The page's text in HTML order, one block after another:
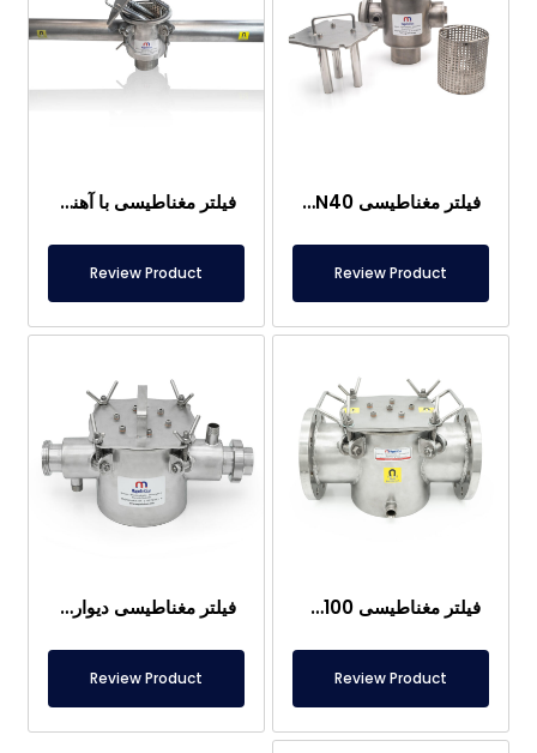
فیلتر مغناطیسی DN40، دیواره‌دار، نئودیمیوم
Review Product
فیلتر مغناطیسی با آهنربا مناسب برای مصارف غذایی
Review Product
فیلتر مغناطیسی DN100 – فلنجی، ورودی هوا، آهنربای نئودیمیوم، استیل ضد زنگ AISI304
Review Product
فیلتر مغناطیسی دیواری DN50 – با ورودی آب گرم – با 7 میله
Review Product